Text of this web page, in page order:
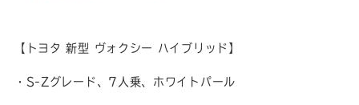
【トヨタ 新型 ヴォクシー ハイブリッド】
・S-Zグレード、7人乗、ホワイトパール